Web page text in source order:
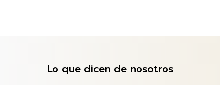
Lo que dicen de nosotros